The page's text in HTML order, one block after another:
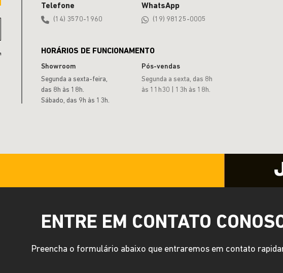
Telefone
(14) 3570-1960
WhatsApp
(19) 98125-0005
HORÁRIOS DE FUNCIONAMENTO
Showroom
Segunda a sexta-feira,
das 8h às 18h.
Sábado, das 9h às 13h.
Pós-vendas
Segunda a sexta, das 8h
às 11h30 | 13h às 18h.
ENTRE EM CONTATO
Preencha o formulário abaixo que entraremos em contato